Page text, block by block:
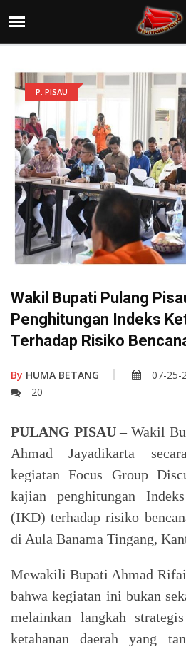
P. PISAU
Wakil Bupati Pulang
Penghitungan Indeks
Terhadap Risiko
By HUMA BETANG 07-25-
20
PULANG PISAU– Wakil
Ahmad Jayadikarta
kegiatan Focus Group
kajian penghitungan
(IKD) terhadap risiko
di Aula Banama Tingang,
Mewakili Bupati Ahmad
bahwa kegiatan ini bukan
melainkan langkah
ketahanan daerah yang